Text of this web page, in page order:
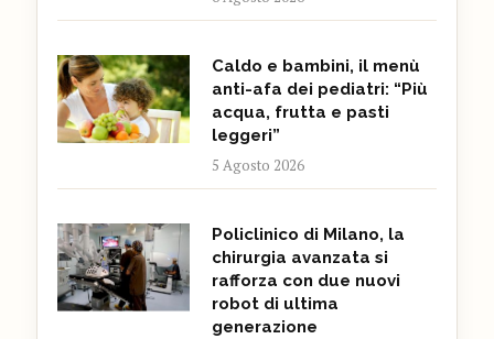
Caldo e bambini, il menù
anti-afa dei pediatri: “Più
acqua, frutta e pasti
leggeri”
5 Agosto 2026
Policlinico di Milano, la
chirurgia avanzata si
rafforza con due nuovi
robot di ultima
generazione